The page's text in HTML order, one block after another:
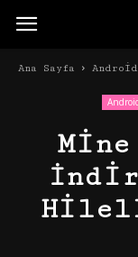
Ana Sayfa
Hileli